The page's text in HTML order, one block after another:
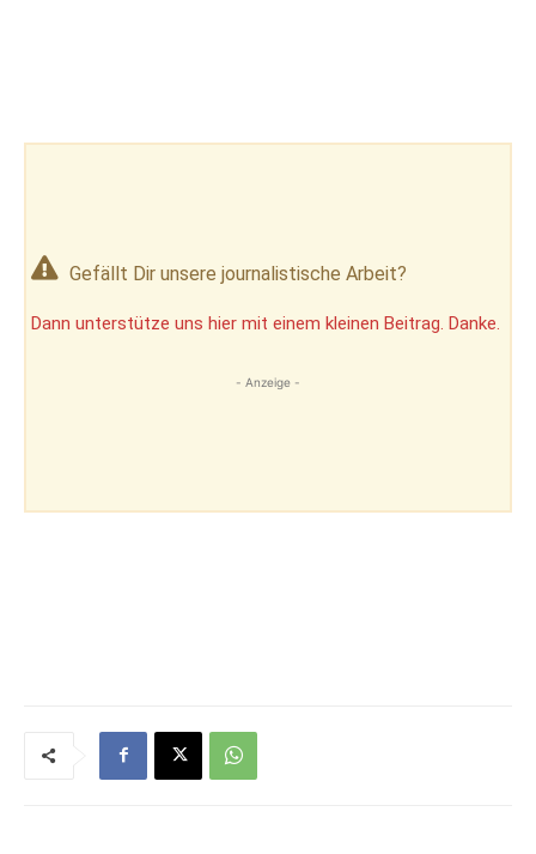
Gefällt Dir unsere journalistische Arbeit?
Dann unterstütze uns hier mit einem kleinen Beitrag. Danke.
- Anzeige -